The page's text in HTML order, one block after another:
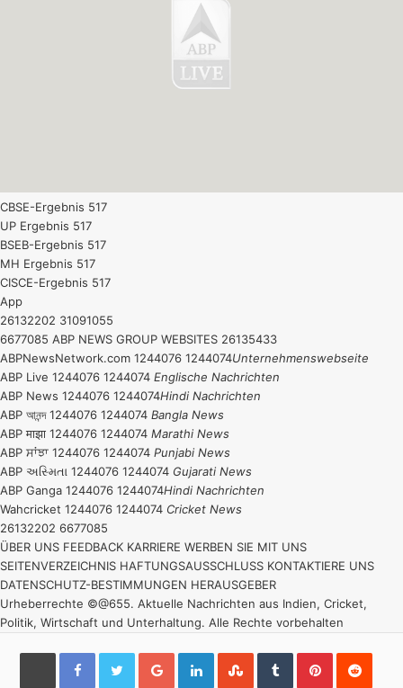
CBSE-Ergebnis 517
UP Ergebnis 517
BSEB-Ergebnis 517
MH Ergebnis 517
CISCE-Ergebnis 517
App
26132202 31091055
6677085 ABP NEWS GROUP WEBSITES 26135433
ABPNewsNetwork.com 1244076 1244074Unternehmenswebseite
ABP Live 1244076 1244074 Englische Nachrichten
ABP News 1244076 1244074Hindi Nachrichten
ABP আনন্দ 1244076 1244074 Bangla News
ABP माझा 1244076 1244074 Marathi News
ABP ਸਾਂਝਾ 1244076 1244074 Punjabi News
ABP અસ્મિતા 1244076 1244074 Gujarati News
ABP Ganga 1244076 1244074Hindi Nachrichten
Wahcricket 1244076 1244074 Cricket News
26132202 6677085
ÜBER UNS FEEDBACK KARRIERE WERBEN SIE MIT UNS
SEITENVERZEICHNIS HAFTUNGSAUSSCHLUSS KONTAKTIERE UNS
DATENSCHUTZ-BESTIMMUNGEN HERAUSGEBER
Urheberrechte ©@655. Aktuelle Nachrichten aus Indien, Cricket,
Politik, Wirtschaft und Unterhaltung. Alle Rechte vorbehalten
Google+LinkedInStumbleUpon
TumblrPinterest